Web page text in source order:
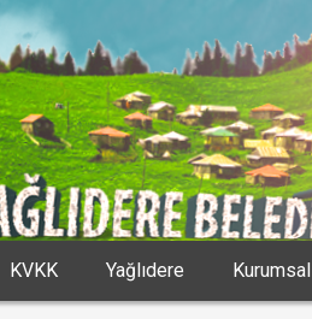
KVKK Yağlıdere Kurumsal